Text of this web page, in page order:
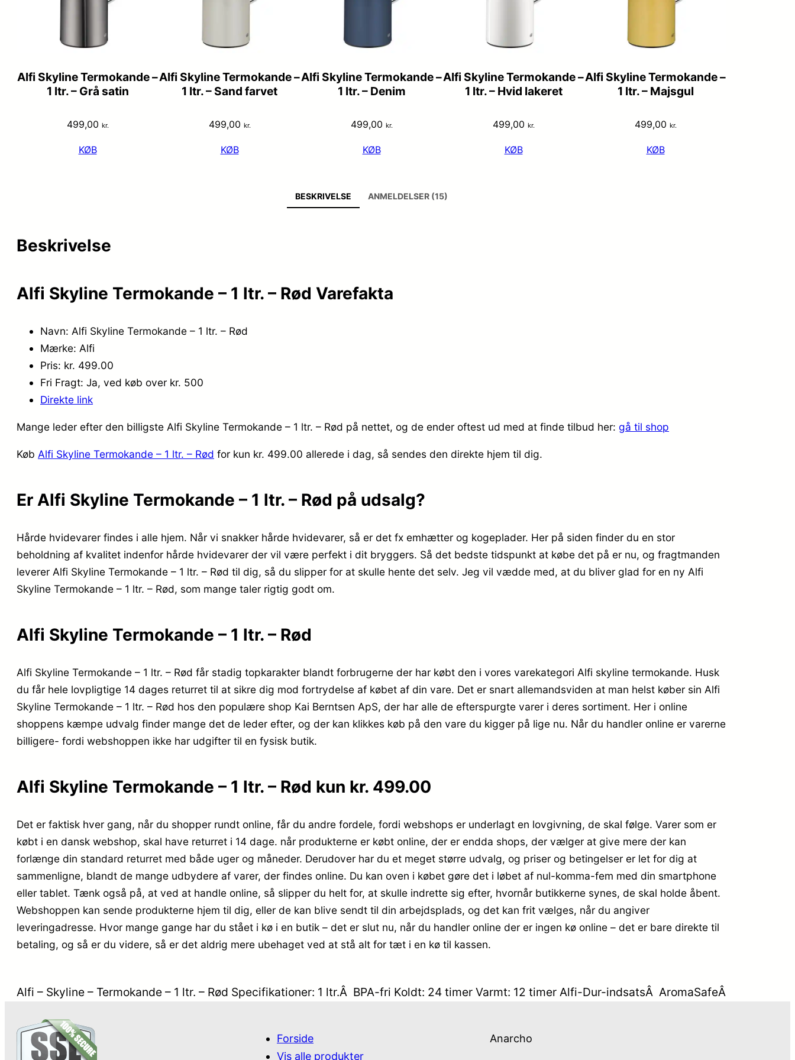
Alfi Skyline Termokande –
1 ltr. – Grå satin
499,00 kr.
KØB
Alfi Skyline Termokande –
1 ltr. – Sand farvet
499,00 kr.
KØB
Alfi Skyline Termokande –
1 ltr. – Denim
499,00 kr.
KØB
Alfi Skyline Termokande –
1 ltr. – Hvid lakeret
499,00 kr.
KØB
Alfi Skyline Termokande –
1 ltr. – Majsgul
499,00 kr.
KØB
BESKRIVELSE ANMELDELSER (15)
Beskrivelse
Alfi Skyline Termokande – 1 ltr. – Rød Varefakta
Navn: Alfi Skyline Termokande – 1 ltr. – Rød
Mærke: Alfi
Pris: kr. 499.00
Fri Fragt: Ja, ved køb over kr. 500
Direkte link
Mange leder efter den billigste Alfi Skyline Termokande – 1 ltr. – Rød på nettet, og de ender oftest ud med at finde tilbud her: gå til shop
Køb Alfi Skyline Termokande – 1 ltr. – Rød for kun kr. 499.00 allerede i dag, så sendes den direkte hjem til dig.
Er Alfi Skyline Termokande – 1 ltr. – Rød på udsalg?
Hårde hvidevarer findes i alle hjem. Når vi snakker hårde hvidevarer, så er det fx emhætter og kogeplader. Her på siden finder du en stor
beholdning af kvalitet indenfor hårde hvidevarer der vil være perfekt i dit bryggers. Så det bedste tidspunkt at købe det på er nu, og fragtmanden
leverer Alfi Skyline Termokande – 1 ltr. – Rød til dig, så du slipper for at skulle hente det selv. Jeg vil vædde med, at du bliver glad for en ny Alfi
Skyline Termokande – 1 ltr. – Rød, som mange taler rigtig godt om.
Alfi Skyline Termokande – 1 ltr. – Rød
Alfi Skyline Termokande – 1 ltr. – Rød får stadig topkarakter blandt forbrugerne der har købt den i vores varekategori Alfi skyline termokande. Husk
du får hele lovpligtige 14 dages returret til at sikre dig mod fortrydelse af købet af din vare. Det er snart allemandsviden at man helst køber sin Alfi
Skyline Termokande – 1 ltr. – Rød hos den populære shop Kai Berntsen ApS, der har alle de efterspurgte varer i deres sortiment. Her i online
shoppens kæmpe udvalg finder mange det de leder efter, og der kan klikkes køb på den vare du kigger på lige nu. Når du handler online er varerne
billigere- fordi webshoppen ikke har udgifter til en fysisk butik.
Alfi Skyline Termokande – 1 ltr. – Rød kun kr. 499.00
Det er faktisk hver gang, når du shopper rundt online, får du andre fordele, fordi webshops er underlagt en lovgivning, de skal følge. Varer som er
købt i en dansk webshop, skal have returret i 14 dage. når produkterne er købt online, der er endda shops, der vælger at give mere der kan
forlænge din standard returret med både uger og måneder. Derudover har du et meget større udvalg, og priser og betingelser er let for dig at
sammenligne, blandt de mange udbydere af varer, der findes online. Du kan oven i købet gøre det i løbet af nul-komma-fem med din smartphone
eller tablet. Tænk også på, at ved at handle online, så slipper du helt for, at skulle indrette sig efter, hvornår butikkerne synes, de skal holde åbent.
Webshoppen kan sende produkterne hjem til dig, eller de kan blive sendt til din arbejdsplads, og det kan frit vælges, når du angiver
leveringadresse. Hvor mange gange har du stået i kø i en butik – det er slut nu, når du handler online der er ingen kø online – det er bare direkte til
betaling, og så er du videre, så er det aldrig mere ubehaget ved at stå alt for tæt i en kø til kassen.
Alfi – Skyline – Termokande – 1 ltr. – Rød Specifikationer: 1 ltr.Â BPA-fri Koldt: 24 timer Varmt: 12 timer Alfi-Dur-indsatsÂ AromaSafeÂ
Forside
Vis alle produkter
Anarcho